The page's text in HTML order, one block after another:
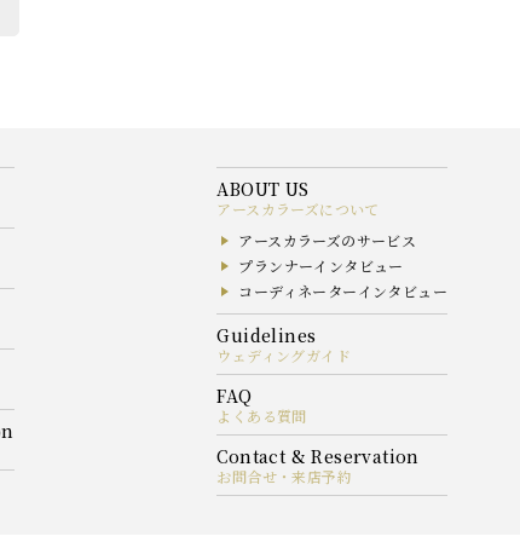
アースカラーズについて
アースカラーズのサービス
プランナーインタビュー
コーディネーターインタビュー
ウェディングガイド
よくある質問
お問合せ・来店予約